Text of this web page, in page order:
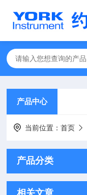
产品中心
当前位置：首页
产品分类
相关文章